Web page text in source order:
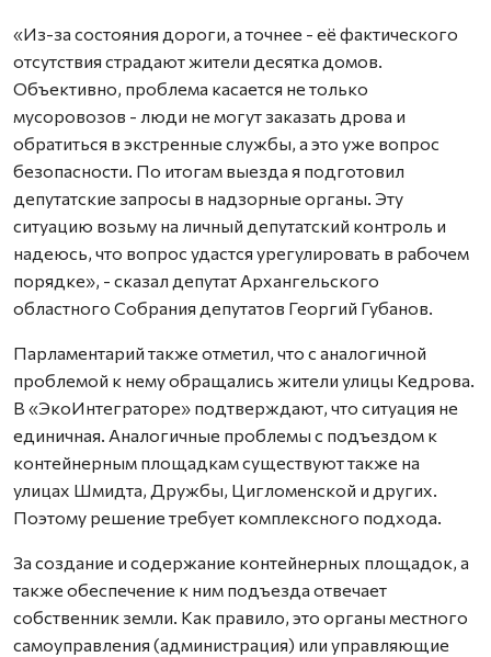
«Из-за состояния дороги, а точнее - её фактического
отсутствия страдают жители десятка домов.
Объективно, проблема касается не только
мусоровозов - люди не могут заказать дрова и
обратиться в экстренные службы, а это уже вопрос
безопасности. По итогам выезда я подготовил
депутатские запросы в надзорные органы. Эту
ситуацию возьму на личный депутатский контроль и
надеюсь, что вопрос удастся урегулировать в рабочем
порядке», - сказал депутат Архангельского
областного Собрания депутатов Георгий Губанов.
Парламентарий также отметил, что с аналогичной
проблемой к нему обращались жители улицы Кедрова.
В «ЭкоИнтеграторе» подтверждают, что ситуация не
единичная. Аналогичные проблемы с подъездом к
контейнерным площадкам существуют также на
улицах Шмидта, Дружбы, Цигломенской и других.
Поэтому решение требует комплексного подхода.
За создание и содержание контейнерных площадок, а
также обеспечение к ним подъезда отвечает
собственник земли. Как правило, это органы местного
самоуправления (администрация) или управляющие